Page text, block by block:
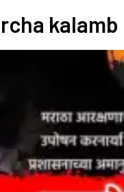
kalamb